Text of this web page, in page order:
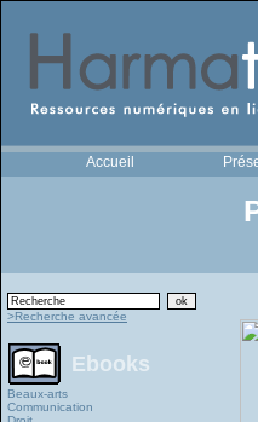
Accueil
>Recherche avancée
Ebooks
Beaux-arts
Communication